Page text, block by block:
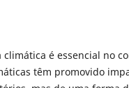
é essencial no
têm promovido